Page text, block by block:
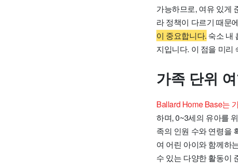
가능하므로, 여유 있게
라 정책이 다르기 때문
이 중요합니다. 숙소 내
지입니다. 이 점을 미리
가족 단위
Ballard Home Base는
하며, 0~3세의 유아를
족의 인원 수와 연령을
여 어린 아이와 함께하
수 있는 다양한 활동이